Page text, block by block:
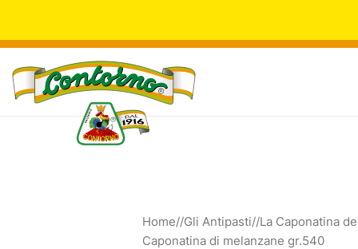
Home/ Gli Antipasti/ La Caponatina
Caponatina di melanzane gr.540